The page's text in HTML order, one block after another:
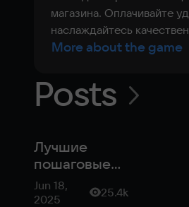
магазина. Оплачивайте
наслаждайтесь
More about the game
Posts
Лучшие
пошаговые
стратегии: во
что поиграть
Jun 18,
2025
25.4k